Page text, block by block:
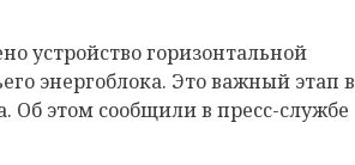
устройство горизонтальной
энергоблока. Это важный этап в
Об этом сообщили в пресс-службе